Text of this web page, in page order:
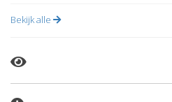
Bekijk alle